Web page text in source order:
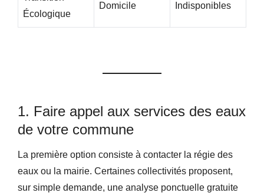
Écologique
Domicile
Indisponibles
1. Faire appel aux services des eaux
de votre commune
La première option consiste à contacter la régie des
eaux ou la mairie. Certaines collectivités proposent,
sur simple demande, une analyse ponctuelle gratuite